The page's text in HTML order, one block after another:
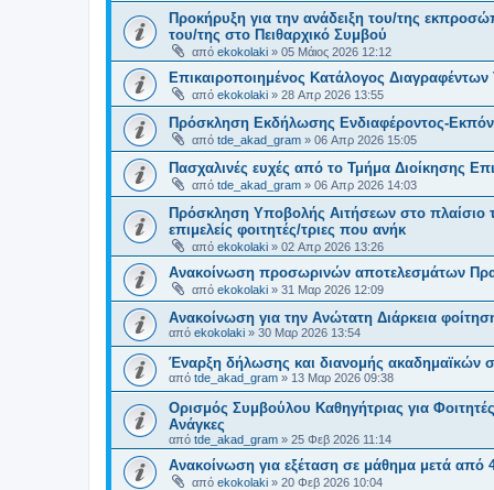
Προκήρυξη για την ανάδειξη του/της
του/της στο Πειθαρχικό Συμβού
από ekokolaki » 05 Μάιος 2026 12:12
Επικαιροποιημένος Κατάλογος
από ekokolaki » 28 Απρ 2026 13:55
Πρόσκληση Εκδήλωσης Ενδιαφέροντος-
από tde_akad_gram » 06 Απρ 2026 15:05
Πασχαλινές ευχές από το Τμήμα Διοίκησης
από tde_akad_gram » 06 Απρ 2026 14:03
Πρόσκληση Υποβολής Αιτήσεων στο
επιμελείς φοιτητές/τριες που ανήκ
από ekokolaki » 02 Απρ 2026 13:26
Ανακοίνωση προσωρινών αποτελεσμάτων
από ekokolaki » 31 Μαρ 2026 12:09
Ανακοίνωση για την Ανώτατη Διάρκεια
από ekokolaki » 30 Μαρ 2026 13:54
Έναρξη δήλωσης και διανομής ακαδημαϊκών
από tde_akad_gram » 13 Μαρ 2026 09:38
Ορισμός Συμβούλου Καθηγήτριας για
Ανάγκες
από tde_akad_gram » 25 Φεβ 2026 11:14
Ανακοίνωση για εξέταση σε μάθημα μετά από
από ekokolaki » 20 Φεβ 2026 10:04